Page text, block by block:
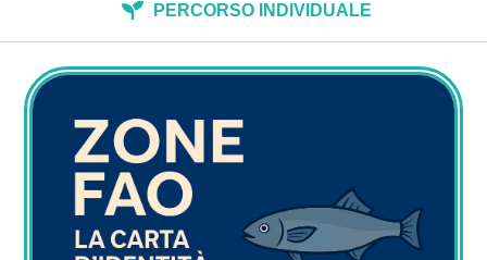
PERCORSO INDIVIDUALE